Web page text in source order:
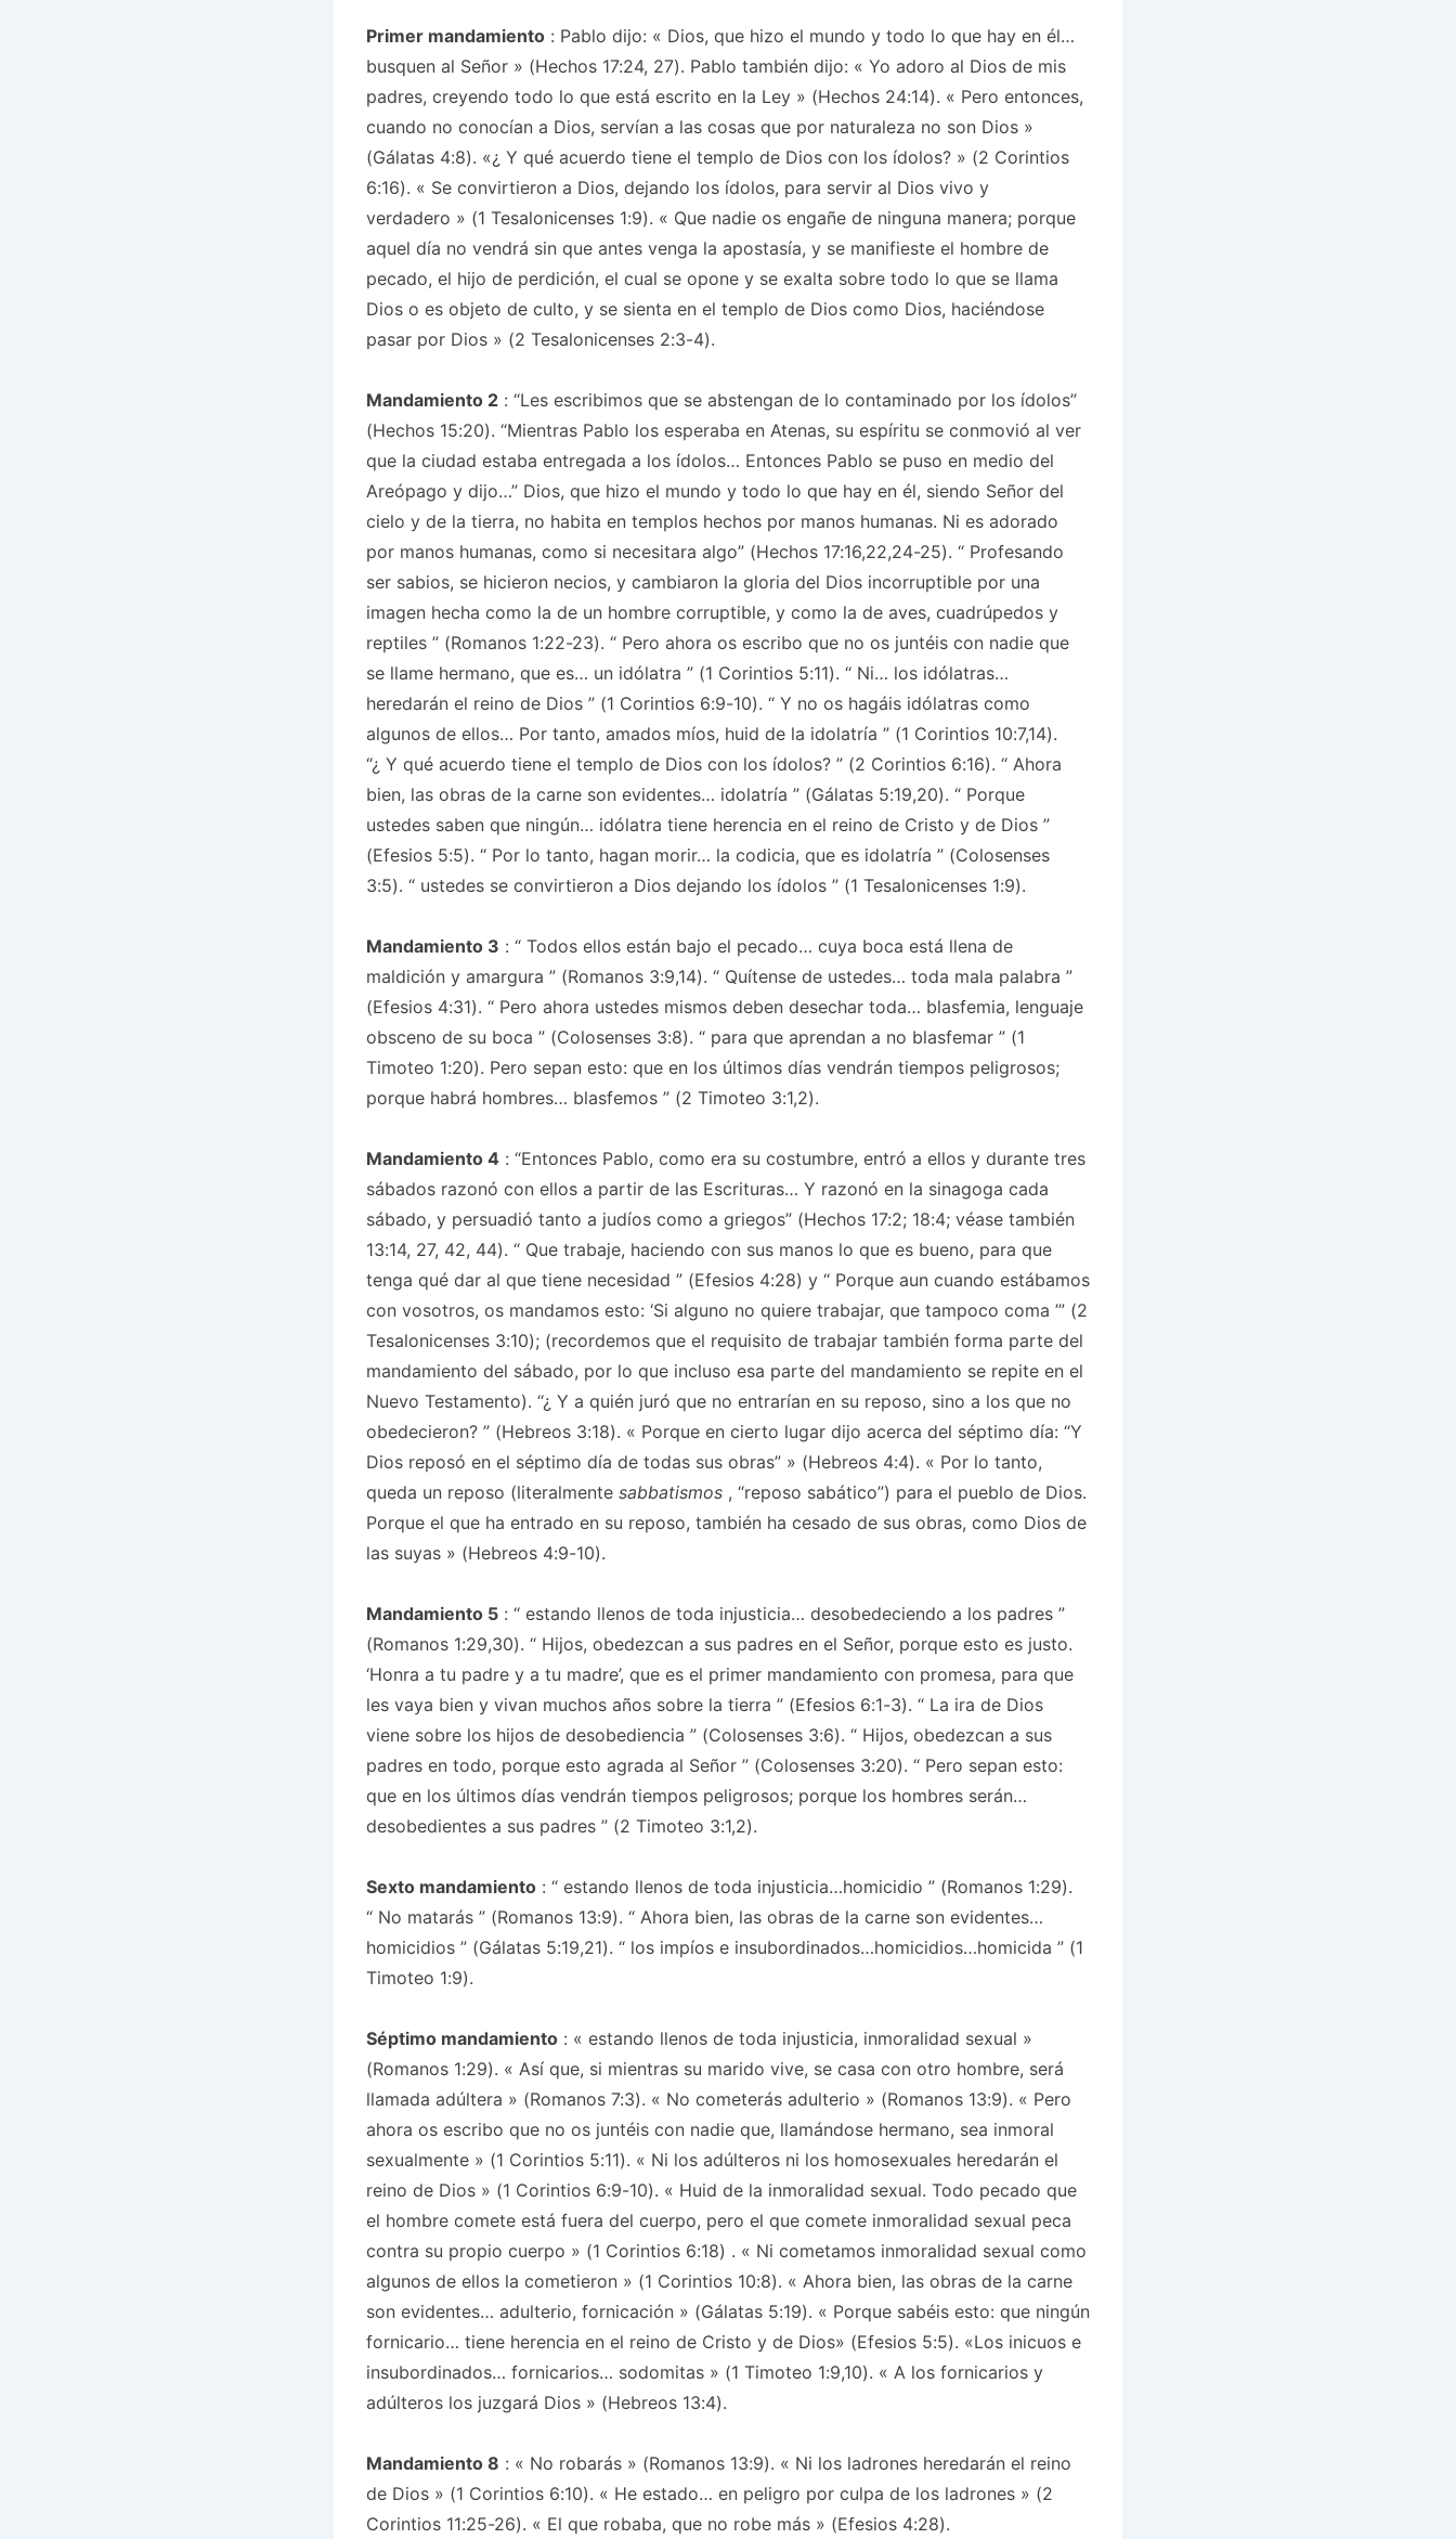
Primer mandamiento: Pablo dijo: « Dios, que hizo el mundo y todo lo que hay en él…
busquen al Señor» (Hechos 17:24, 27). Pablo también dijo: « Yo adoro al Dios de mis
padres, creyendo todo lo que está escrito en la Ley» (Hechos 24:14). « Pero entonces,
cuando no conocían a Dios, servían a las cosas que por naturaleza no son Dios»
(Gálatas 4:8). «¿ Y qué acuerdo tiene el templo de Dios con los ídolos?» (2 Corintios
6:16). « Se convirtieron a Dios, dejando los ídolos, para servir al Dios vivo y
verdadero » (1 Tesalonicenses 1:9). « Que nadie os engañe de ninguna manera; porque
aquel día no vendrá sin que antes venga la apostasía, y se manifieste el hombre de
pecado, el hijo de perdición, el cual se opone y se exalta sobre todo lo que se llama
Dios o es objeto de culto, y se sienta en el templo de Dios como Dios, haciéndose
pasar por Dios» (2 Tesalonicenses 2:3-4).
Mandamiento 2: “Les escribimos que se abstengan de lo contaminado por los ídolos”
(Hechos 15:20). “Mientras Pablo los esperaba en Atenas, su espíritu se conmovió al ver
que la ciudad estaba entregada a los ídolos… Entonces Pablo se puso en medio del
Areópago y dijo…” Dios, que hizo el mundo y todo lo que hay en él, siendo Señor del
cielo y de la tierra, no habita en templos hechos por manos humanas. Ni es adorado
por manos humanas, como si necesitara algo”(Hechos 17:16,22,24-25). “ Profesando
ser sabios, se hicieron necios, y cambiaron la gloria del Dios incorruptible por una
imagen hecha como la de un hombre corruptible, y como la de aves, cuadrúpedos y
reptiles” (Romanos 1:22-23). ​​“ Pero ahora os escribo que no os juntéis con nadie que
se llame hermano, que es… un idólatra ” (1 Corintios 5:11). “ Ni… los idólatras…
heredarán el reino de Dios” (1 Corintios 6:9-10). “ Y no os hagáis idólatras como
algunos de ellos… Por tanto, amados míos, huid de la idolatría ” (1 Corintios 10:7,14).
“¿ Y qué acuerdo tiene el templo de Dios con los ídolos? ” (2 Corintios 6:16). “Ahora
bien, las obras de la carne son evidentes… idolatría ” (Gálatas 5:19,20). “ Porque
ustedes saben que ningún… idólatra tiene herencia en el reino de Cristo y de Dios”
(Efesios 5:5). “ Por lo tanto, hagan morir… la codicia, que es idolatría ” (Colosenses
3:5). “ ustedes se convirtieron a Dios dejando los ídolos” (1 Tesalonicenses 1:9).
Mandamiento 3 : “ Todos ellos están bajo el pecado… cuya boca está llena de
maldición y amargura ” (Romanos 3:9,14). “ Quítense de ustedes… toda mala palabra ”
(Efesios 4:31). “ Pero ahora ustedes mismos deben desechar toda… blasfemia, lenguaje
obsceno de su boca ” (Colosenses 3:8). “ para que aprendan a no blasfemar ” (1
Timoteo 1:20). Pero sepan esto: que en los últimos días vendrán tiempos peligrosos;
porque habrá hombres… blasfemos” (2 Timoteo 3:1,2).
Mandamiento 4 : “Entonces Pablo, como era su costumbre, entró a ellos y durante tres
sábados razonó con ellos a partir de las Escrituras… Y razonó en la sinagoga cada
sábado, y persuadió tanto a judíos como a griegos” (Hechos 17:2; 18:4; véase también
13:14, 27, 42, 44). “ Que trabaje, haciendo con sus manos lo que es bueno, para que
tenga qué dar al que tiene necesidad ” (Efesios 4:28) y “ Porque aun cuando estábamos
con vosotros, os mandamos esto: ‘Si alguno no quiere trabajar, que tampoco coma ’” (2
Tesalonicenses 3:10); (recordemos que el requisito de trabajar también forma parte del
mandamiento del sábado, por lo que incluso esa parte del mandamiento se repite en el
Nuevo Testamento). “¿ Y a quién juró que no entrarían en su reposo, sino a los que no
obedecieron? ” (Hebreos 3:18). « Porque en cierto lugar dijo acerca del séptimo día: “Y
Dios reposó en el séptimo día de todas sus obras”» (Hebreos 4:4). « Por lo tanto,
queda un reposo (literalmente sabbatismos, “reposo sabático”) para el pueblo de Dios.
Porque el que ha entrado en su reposo, también ha cesado de sus obras, como Dios de
las suyas» (Hebreos 4:9-10).
Mandamiento 5: “ estando llenos de toda injusticia… desobedeciendo a los padres”
(Romanos 1:29,30). “ Hijos, obedezcan a sus padres en el Señor, porque esto es justo.
‘Honra a tu padre y a tu madre’, que es el primer mandamiento con promesa, para que
les vaya bien y vivan muchos años sobre la tierra ” (Efesios 6:1-3). “ La ira de Dios
viene sobre los hijos de desobediencia ” (Colosenses 3:6). “ Hijos, obedezcan a sus
padres en todo, porque esto agrada al Señor” (Colosenses 3:20). “ Pero sepan esto:
que en los últimos días vendrán tiempos peligrosos; porque los hombres serán…
desobedientes a sus padres” (2 Timoteo 3:1,2).
Sexto mandamiento: “ estando llenos de toda injusticia…homicidio ” (Romanos 1:29).
“ No matarás” (Romanos 13:9). “ Ahora bien, las obras de la carne son evidentes…
homicidios” (Gálatas 5:19,21). “ los impíos e insubordinados…homicidios…homicida ” (1
Timoteo 1:9).
Séptimo mandamiento: « estando llenos de toda injusticia, inmoralidad sexual »
(Romanos 1:29). « Así que, si mientras su marido vive, se casa con otro hombre, será
llamada adúltera » (Romanos 7:3). « No cometerás adulterio » (Romanos 13:9). « Pero
ahora os escribo que no os juntéis con nadie que, llamándose hermano, sea inmoral
sexualmente» (1 Corintios 5:11). « Ni los adúlteros ni los homosexuales heredarán el
reino de Dios » (1 Corintios 6:9-10). « Huid de la inmoralidad sexual. Todo pecado que
el hombre comete está fuera del cuerpo, pero el que comete inmoralidad sexual peca
contra su propio cuerpo » (1 Corintios 6:18) . « Ni cometamos inmoralidad sexual como
algunos de ellos la cometieron » (1 Corintios 10:8). « Ahora bien, las obras de la carne
son evidentes… adulterio, fornicación » (Gálatas 5:19). « Porque sabéis esto: que ningún
fornicario… tiene herencia en el reino de Cristo y de Dios» (Efesios 5:5). «Los inicuos e
insubordinados… fornicarios… sodomitas» (1 Timoteo 1:9,10). « A los fornicarios y
adúlteros los juzgará Dios» (Hebreos 13:4).
Mandamiento 8 : « No robarás» (Romanos 13:9). « Ni los ladrones heredarán el reino
de Dios» (1 Corintios 6:10). « He estado… en peligro por culpa de los ladrones» (2
Corintios 11:25-26). « El que robaba, que no robe más» (Efesios 4:28).